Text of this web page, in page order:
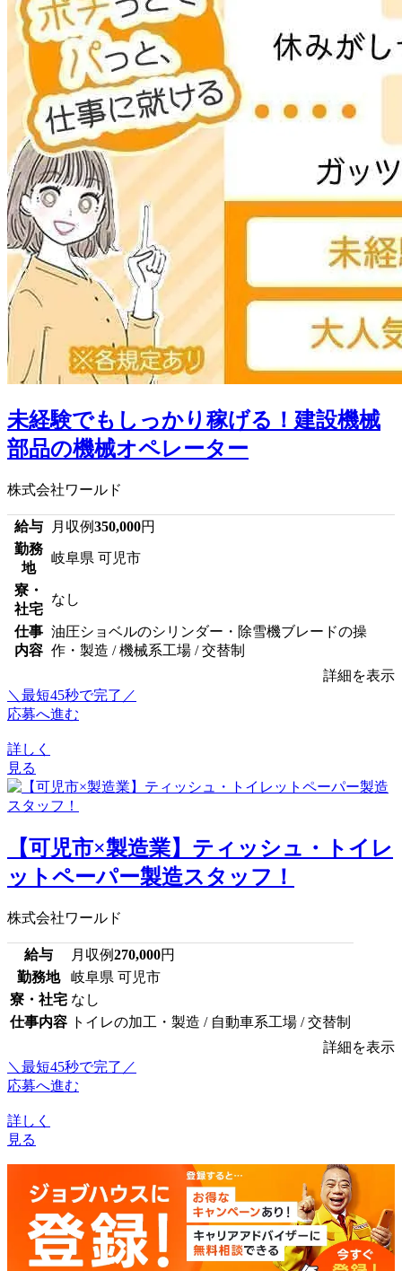
未経験でもしっかり稼げる！建設機械
部品の機械オペレーター
株式会社ワールド
給与 月収例350,000円
勤務
地
岐阜県 可児市
寮・
社宅
なし
仕事
内容
油圧ショベルのシリンダー・除雪機ブレードの操
作・製造 / 機械系工場 / 交替制
詳細を表示
＼最短45秒で完了／
応募へ進む
詳しく
見る
【可児市×製造業】ティッシュ・トイレ
ットペーパー製造スタッフ！
株式会社ワールド
給与 月収例270,000円
勤務地
岐阜県 可児市
寮・社宅 なし
仕事内容 トイレの加工・製造 / 自動車系工場 / 交替制
詳細を表示
＼最短45秒で完了／
応募へ進む
詳しく
見る